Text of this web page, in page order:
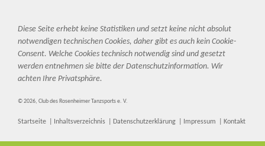
Diese Seite erhebt keine Statistiken und setzt keine nicht absolut
notwendigen technischen Cookies, daher gibt es auch kein Cookie-
Consent. Welche Cookies technisch notwendig sind und gesetzt
werden entnehmen sie bitte der Datenschutzinformation. Wir
achten Ihre Privatsphäre.
© 2026, Club des Rosenheimer Tanzsports e. V.
Startseite Inhaltsverzeichnis Datenschutzerklärung Impressum Kontakt